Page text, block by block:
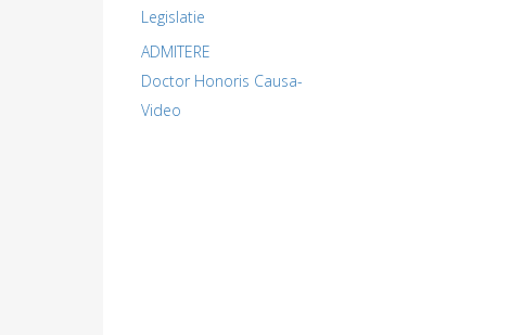
Legislatie
ADMITERE
Doctor Honoris Causa-
Video